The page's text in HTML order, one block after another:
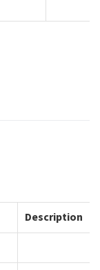
Description